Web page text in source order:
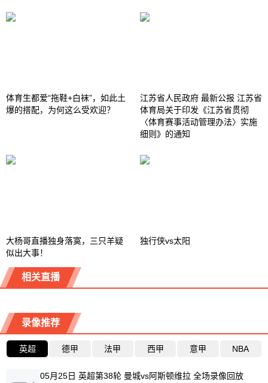
体育生都爱“拖鞋+白袜”，如此土
爆的搭配，为何这么受欢迎？
江苏省人民政府 最新公报 江苏省
体育局关于印发《江苏省贯彻
〈体育赛事活动管理办法〉实施
细则》的通知
大杨哥直播独身落寞，三只羊疑
似出大事！
独行侠vs太阳
相关直播
录像推荐
英超 德甲 法甲 西甲 意甲 NBA
05月25日 英超第38轮 曼城vs阿斯顿维拉 全场录像回放